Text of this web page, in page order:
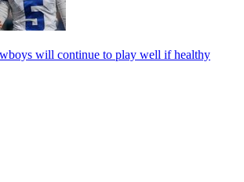
will continue to play well if healthy